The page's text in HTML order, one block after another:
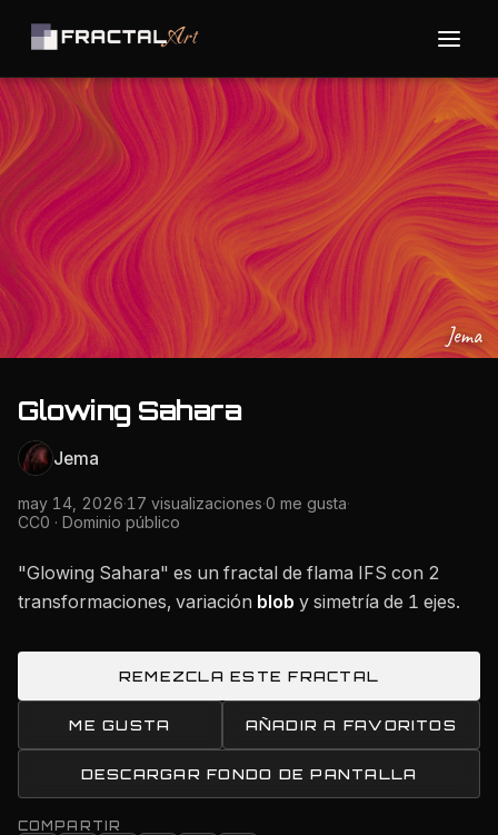
Jema
Glowing Sahara
Jema
may 14, 2026·17 visualizaciones·0 me gusta·
CC0 · Dominio público
"Glowing Sahara" es un fractal de flama IFS con 2
transformaciones, variación blob y simetría de 1 ejes.
REMEZCLA ESTE FRACTAL
ME GUSTA AÑADIR A FAVORITOS
DESCARGAR FONDO DE PANTALLA
COMPARTIR